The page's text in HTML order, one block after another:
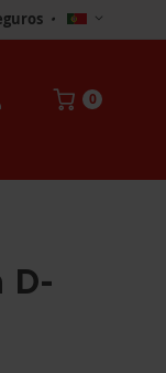
•
Selecionar
Loja
0
D-